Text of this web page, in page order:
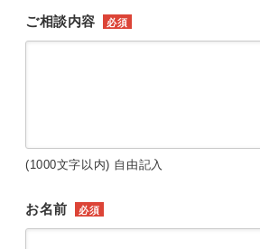
ご相談内容 必須
(1000文字以内) 自由記入
お名前 必須